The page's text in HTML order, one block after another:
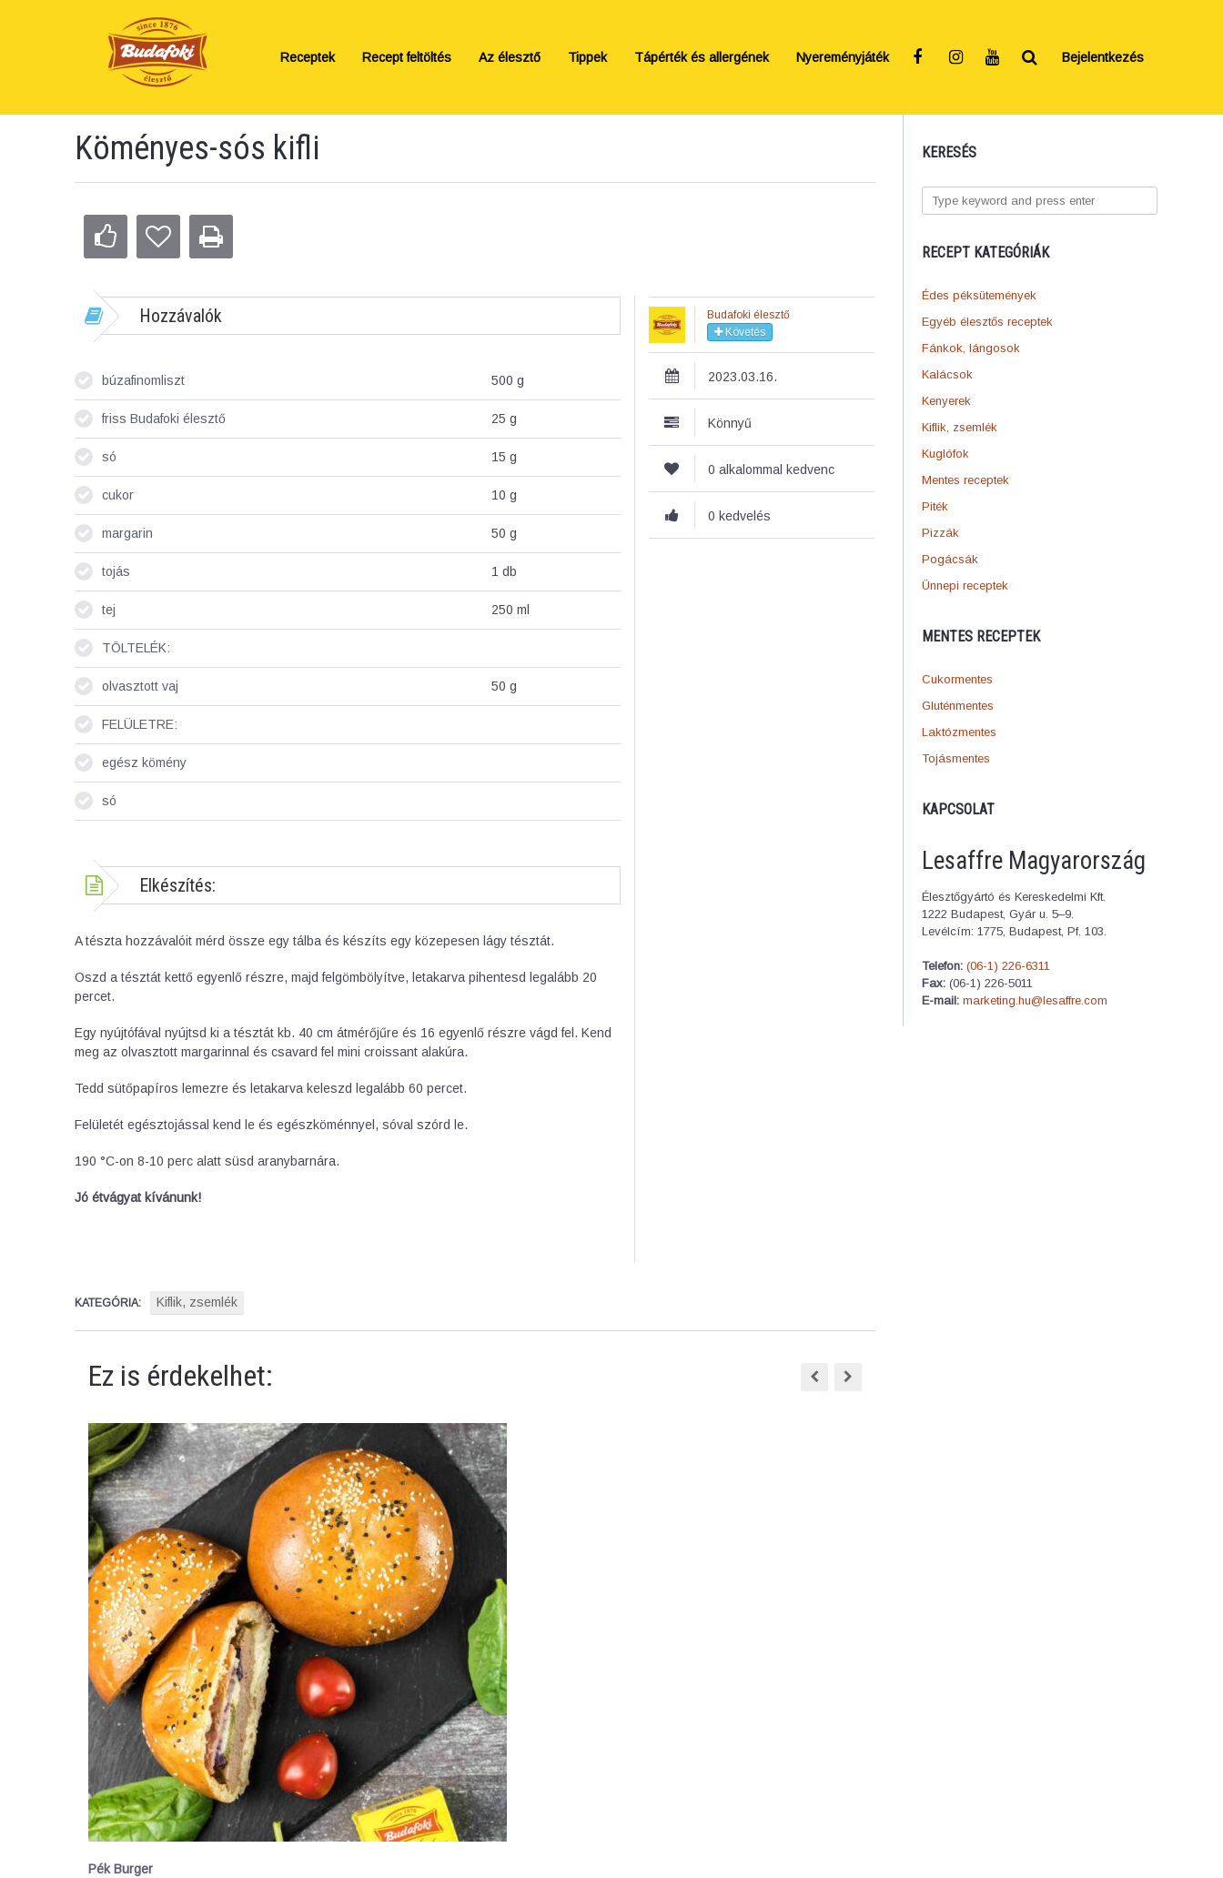
Receptek Recept feltöltés Az élesztő Tippek Tápérték és allergének Nyereményjáték Bejelentkezés
KERESÉS
RECEPT KATEGÓRIÁK
Édes péksütemények
Egyéb élesztős receptek
Fánkok, lángosok
Kalácsok
Kenyerek
Kiflik, zsemlék
Kuglófok
Mentes receptek
Piték
Pizzák
Pogácsák
Ünnepi receptek
MENTES RECEPTEK
Cukormentes
Gluténmentes
Laktózmentes
Tojásmentes
KAPCSOLAT
Lesaffre Magyarország
Élesztőgyártó és Kereskedelmi Kft.
1222 Budapest, Gyár u. 5–9.
Levélcím: 1775, Budapest, Pf. 103.
Telefon: (06-1) 226-6311
Fax: (06-1) 226-5011
E-mail: marketing.hu@lesaffre.com
Köményes-sós kifli
Hozzávalók
búzafinomliszt 500 g
friss Budafoki élesztő 25 g
só 15 g
cukor 10 g
margarin 50 g
tojás 1 db
tej 250 ml
TÖLTELÉK:
olvasztott vaj 50 g
FELÜLETRE:
egész kömény
só
Elkészítés:
A tészta hozzávalóit mérd össze egy tálba és készíts egy közepesen lágy tésztát.
Oszd a tésztát kettő egyenlő részre, majd felgömbölyítve, letakarva pihentesd legalább 20
percet.
Egy nyújtófával nyújtsd ki a tésztát kb. 40 cm átmérőjűre és 16 egyenlő részre vágd fel. Kend
meg az olvasztott margarinnal és csavard fel mini croissant alakúra.
Tedd sütőpapíros lemezre és letakarva keleszd legalább 60 percet.
Felületét egésztojással kend le és egészköménnyel, sóval szórd le.
190 °C-on 8-10 perc alatt süsd aranybarnára.
Jó étvágyat kívánunk!
Budafoki élesztő
Követés
2023.03.16.
Könnyű
0 alkalommal kedvenc
0 kedvelés
KATEGÓRIA: Kiflik, zsemlék
Ez is érdekelhet:
Pék Burger